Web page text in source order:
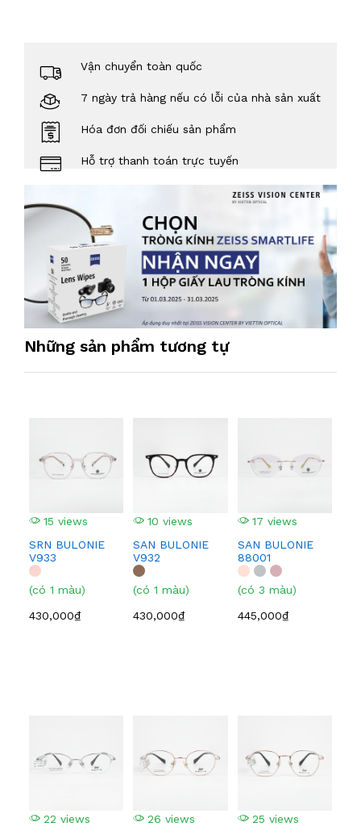
Vận chuyển toàn quốc
7 ngày trả hàng nếu có lỗi của nhà sản xuất
Hóa đơn đối chiếu sản phẩm
Hỗ trợ thanh toán trực tuyến
Những sản phẩm tương tự
15 views
SRN BULONIE
V933
(có 1 màu)
430,000₫
10 views
SAN BULONIE
V932
(có 1 màu)
430,000₫
17 views
SAN BULONIE
88001
(có 3 màu)
445,000₫
22 views
26 views
25 views